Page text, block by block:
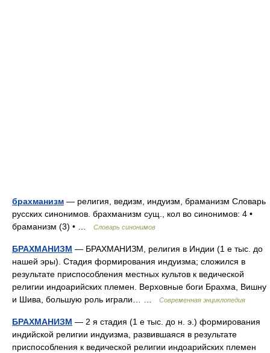
брахманизм — религия, ведизм, индуизм, браманизм Словарь
русских синонимов. брахманизм сущ., кол во синонимов: 4 •
браманизм (3) • …
Словарь синонимов
БРАХМАНИЗМ — БРАХМАНИЗМ, религия в Индии (1 е тыс. до
нашей эры). Стадия формирования индуизма; сложился в
результате приспособления местных культов к ведической
религии индоарийских племен. Верховные боги Брахма, Вишну
и Шива, большую роль играли… …
Современная энциклопедия
БРАХМАНИЗМ — 2 я стадия (1 е тыс. до н. э.) формирования
индийской религии индуизма, развившаяся в результате
приспособления к ведической религии индоарийских племен